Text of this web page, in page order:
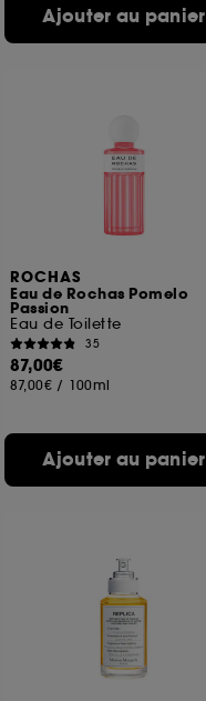
Ajouter au panier
ROCHAS
Eau de Rochas Pomelo
Passion
Eau de Toilette
35
87,00€
87,00€ / 100ml
Ajouter au panier